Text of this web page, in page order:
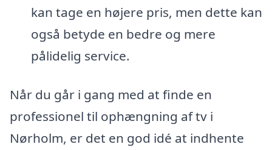
kan tage en højere pris, men dette kan
også betyde en bedre og mere
pålidelig service.
Når du går i gang med at finde en
professionel til ophængning af tv i
Nørholm, er det en god idé at indhente